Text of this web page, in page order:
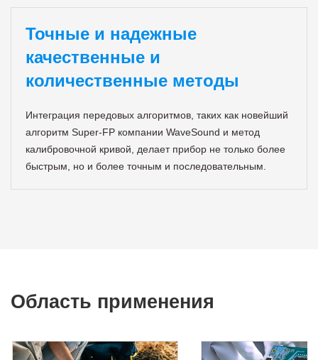
Точные и надежные
качественные и
количественные методы
Интеграция передовых алгоритмов, таких как новейший
алгоритм Super-FP компании WaveSound и метод
калибровочной кривой, делает прибор не только более
быстрым, но и более точным и последовательным.
Область применения